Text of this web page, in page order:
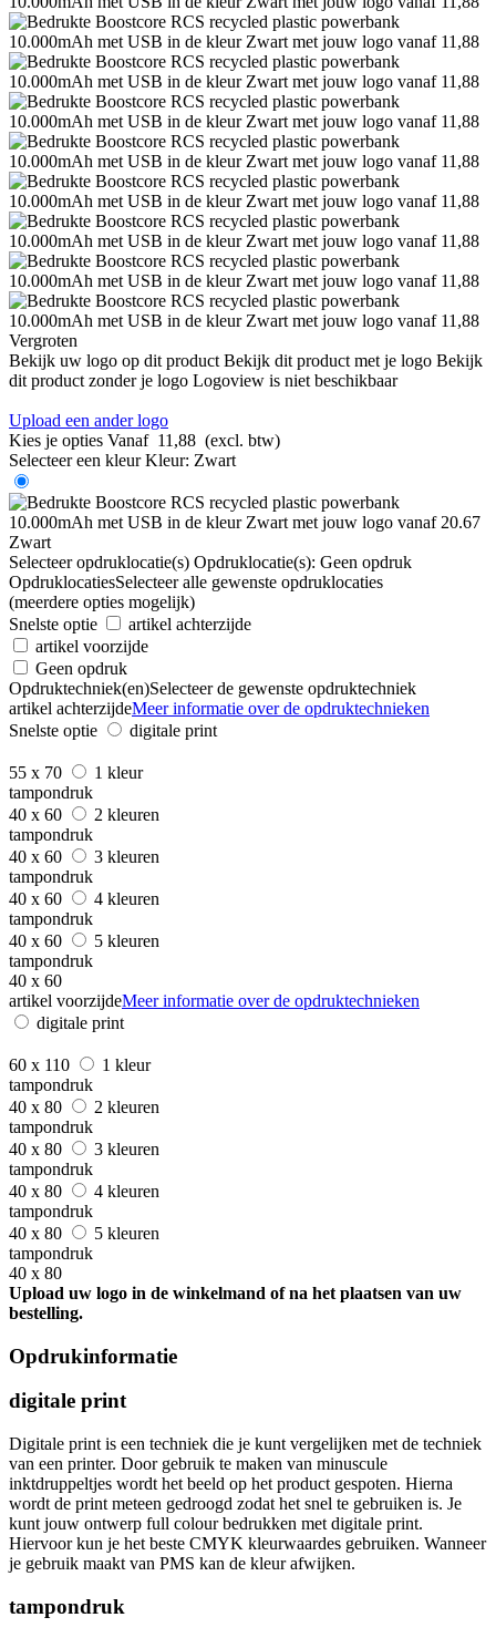
Vergroten
Bekijk uw logo op dit product Bekijk dit product met je logo Bekijk
dit product zonder je logo Logoview is niet beschikbaar
Upload een ander logo
Kies je opties Vanaf 11,88 (excl. btw)
Selecteer een kleur Kleur: Zwart
Zwart
Selecteer opdruklocatie(s) Opdruklocatie(s): Geen opdruk
OpdruklocatiesSelecteer alle gewenste opdruklocaties
(meerdere opties mogelijk)
Snelste optie
artikel achterzijde
artikel voorzijde
Geen opdruk
Opdruktechniek(en)Selecteer de gewenste opdruktechniek
artikel achterzijdeMeer informatie over de opdruktechnieken
Snelste optie
digitale print
55 x 70
1 kleur
tampondruk
40 x 60
2 kleuren
tampondruk
40 x 60
3 kleuren
tampondruk
40 x 60
4 kleuren
tampondruk
40 x 60
5 kleuren
tampondruk
40 x 60
artikel voorzijdeMeer informatie over de opdruktechnieken
digitale print
60 x 110
1 kleur
tampondruk
40 x 80
2 kleuren
tampondruk
40 x 80
3 kleuren
tampondruk
40 x 80
4 kleuren
tampondruk
40 x 80
5 kleuren
tampondruk
40 x 80
Upload uw logo in de winkelmand of na het plaatsen van uw
bestelling.
Opdrukinformatie
digitale print
Digitale print is een techniek die je kunt vergelijken met de techniek
van een printer. Door gebruik te maken van minuscule
inktdruppeltjes wordt het beeld op het product gespoten. Hierna
wordt de print meteen gedroogd zodat het snel te gebruiken is. Je
kunt jouw ontwerp full colour bedrukken met digitale print.
Hiervoor kun je het beste CMYK kleurwaardes gebruiken. Wanneer
je gebruik maakt van PMS kan de kleur afwijken.
tampondruk